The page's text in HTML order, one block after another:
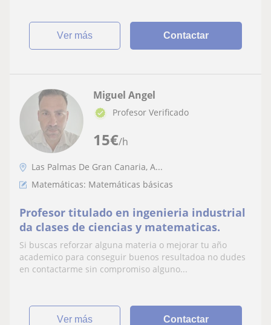
ver más Contactar
15€/h
Miguel Angel
Profesor Verificado
Las Palmas De Gran Canaria, A...
Matemáticas: Matemáticas básicas
Profesor titulado en ingenieria industrial
da clases de ciencias y matematicas.
Si buscas reforzar alguna materia o mejorar tu año
academico para conseguir buenos resultadoa no dudes
en contactarme sin compromiso alguno...
ver más Contactar